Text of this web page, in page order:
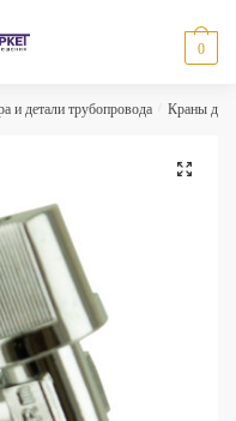
0
и детали трубопровода Краны для
🔍